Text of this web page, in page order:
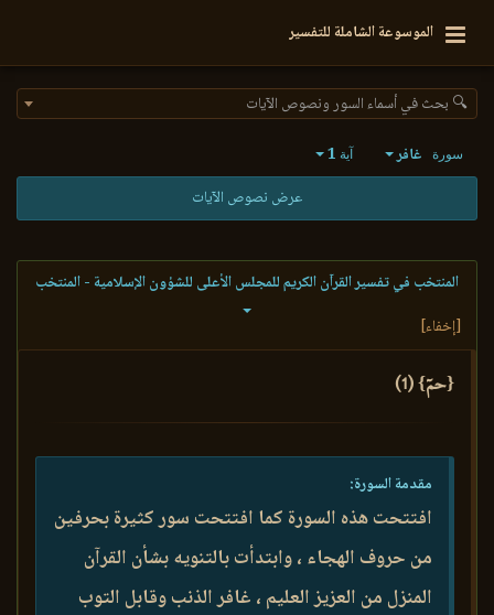
الموسوعة الشاملة للتفسير
🔍 بحث في أسماء السور ونصوص الآيات
سورة غافر آية 1
عرض نصوص الآيات
المنتخب في تفسير القرآن الكريم للمجلس الأعلى للشؤون الإسلامية - المنتخب
[إخفاء]
{حمٓ} (1)
مقدمة السورة:
افتتحت هذه السورة كما افتتحت سور كثيرة بحرفين
من حروف الهجاء ، وابتدأت بالتنويه بشأن القرآن
المنزل من العزيز العليم ، غافر الذنب وقابل التوب